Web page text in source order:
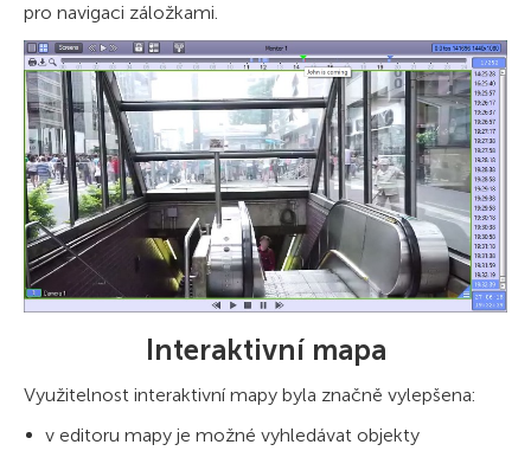
pro navigaci záložkami.
Interaktivní mapa
Využitelnost interaktivní mapy byla značně vylepšena:
v editoru mapy je možné vyhledávat objekty